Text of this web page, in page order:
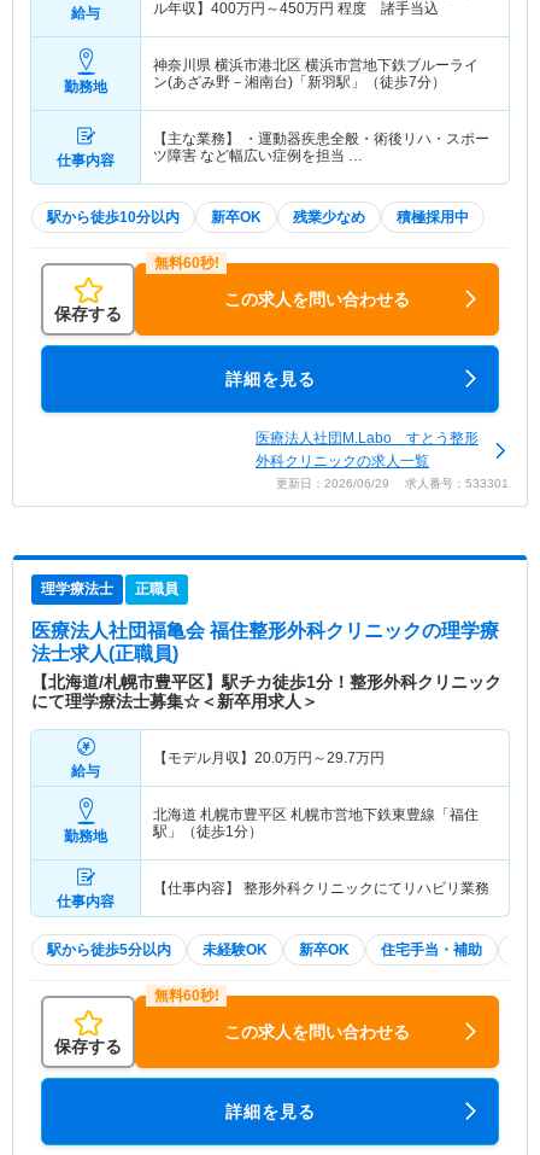
給与
ル年収】 400万円～450万円 程度 諸手当込
勤務地
神奈川県 横浜市港北区 横浜市営地下鉄ブルーライ
ン(あざみ野－湘南台)「新羽駅」（徒歩7分）
仕事内容
【主な業務】 ・運動器疾患全般・術後リハ・スポー
ツ障害 など幅広い症例を担当 …
駅から徒歩10分以内 新卒OK 残業少なめ 積極採用中
保存する
この求人を問い合わせる
詳細を見る
医療法人社団M.Labo すとう整形
外科クリニックの求人一覧
更新日：2026/06/29 求人番号：533301
理学療法士 正職員
医療法人社団福亀会 福住整形外科クリニックの理学療
法士求人(正職員)
【北海道/札幌市豊平区】駅チカ徒歩1分！整形外科クリニック
にて理学療法士募集☆＜新卒用求人＞
給与
【モデル月収】 20.0万円～29.7万円
勤務地
北海道 札幌市豊平区 札幌市営地下鉄東豊線「福住
駅」（徒歩1分）
仕事内容
【仕事内容】 整形外科クリニックにてリハビリ業務
駅から徒歩5分以内 未経験OK 新卒OK 住宅手当・補助
保存する
この求人を問い合わせる
詳細を見る